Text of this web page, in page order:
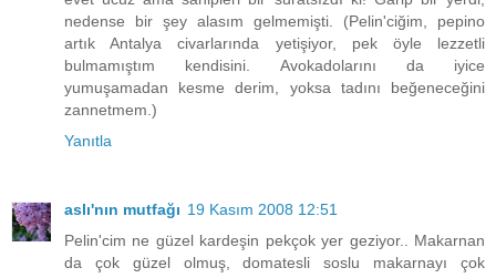
nedense bir şey alasım gelmemişti. (Pelin'ciğim, pepino
artık Antalya civarlarında yetişiyor, pek öyle lezzetli
bulmamıştım kendisini. Avokadolarını da iyice
yumuşamadan kesme derim, yoksa tadını beğeneceğini
zannetmem.)
Yanıtla
aslı'nın mutfağı 19 Kasım 2008 12:51
Pelin'cim ne güzel kardeşin pekçok yer geziyor.. Makarnan
da çok güzel olmuş, domatesli soslu makarnayı çok